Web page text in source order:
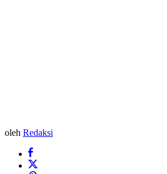
oleh Redaksi